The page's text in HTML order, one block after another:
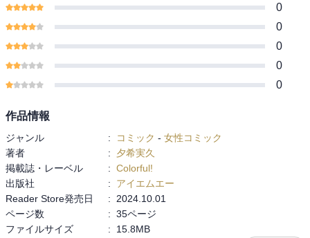
0
0
0
0
0
作品情報
ジャンル : コミック - 女性コミック
著者
:
夕希実久
掲載誌・レーベル
: Colorful!
出版社
:
アイエムエー
Reader Store発売日
:
2024.10.01
ページ数
: 35ページ
ファイルサイズ
: 15.8MB